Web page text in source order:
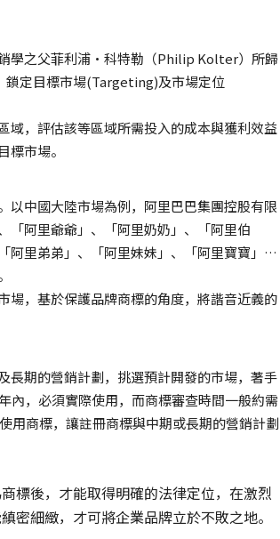
學之父菲利浦‧科特勒（Philip Kolter）所歸
定目標市場(Targeting)及市場定位
域，評估該等區域所需投入的成本與獲利效益
市場。
以中國大陸市場為例，阿里巴巴集團控股有限
「阿里爺爺」、「阿里奶奶」、「阿里伯
阿里弟弟」、「阿里妹妹」、「阿里寶寶」…
場，基於保護品牌商標的角度，將諧音近義的
長期的營銷計劃，挑選預計開發的市場，著手
內，必須實際使用，而商標審查時間一般約需
用商標，讓註冊商標與中期或長期的營銷計劃
標後，才能取得明確的法律定位，在激烈
密細緻，才可將企業品牌立於不敗之地。